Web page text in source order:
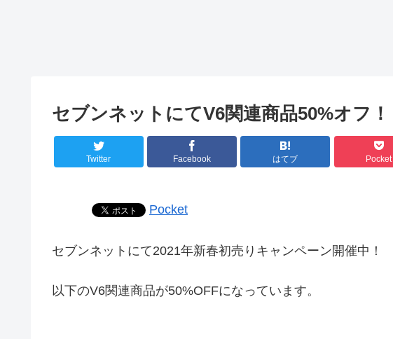
セブンネットにてV6関連商品50%オフ！
Twitter Facebook はてブ Pocket
Pocket
セブンネットにて2021年新春初売りキャンペーン開催中！
以下のV6関連商品が50%OFFになっています。